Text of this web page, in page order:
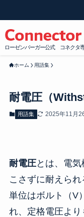
ローゼンバーガー公式 コネクタ
ホーム 用語集
耐電圧（
用語集 2025年11月
耐電圧とは、電気
こさずに耐えられ
単位はボルト（V
れ、定格電圧よ